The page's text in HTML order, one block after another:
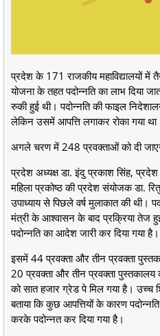
प्रदेश के 171 राजकीय महाविद्यालयों में
योजना के तहत पदोन्नति का लाभ दिया
रुकी हुई थी। पदोन्नति की फाइल
लेकिन उसमें आपत्ति लगाकर रोका गया
अगले चरण में 248 प्रवक्ताओं को दी
प्रदेश अध्यक्ष डा. इंदु प्रकाश सिंह,
महिला प्रकोष्ठ की प्रदेश संयोजक डा.
उपाध्याय से पिछले वर्ष मुलाकात की थी।
मंत्री के आश्वासन के बाद प्रक्रिया तेज
पदोन्नति का आदेश जारी कर दिया गया है।
इसमें 44 प्रवक्ता और तीन प्रवक्ता
20 प्रवक्ता और तीन प्रवक्ता
को सात हजार ग्रेड पे मिल गया है। उच्च
बताया कि कुछ आपत्तियों के कारण
करके पदोन्नत कर दिया गया है।